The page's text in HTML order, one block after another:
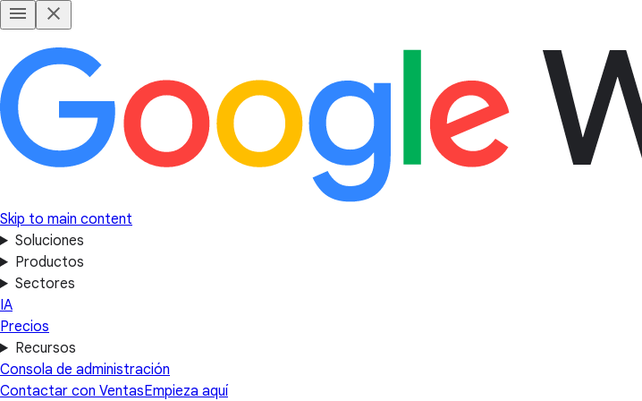
Skip to main content
Soluciones
Productos
Sectores
IA
Precios
Recursos
Consola de administración
Contactar con VentasEmpieza aquí